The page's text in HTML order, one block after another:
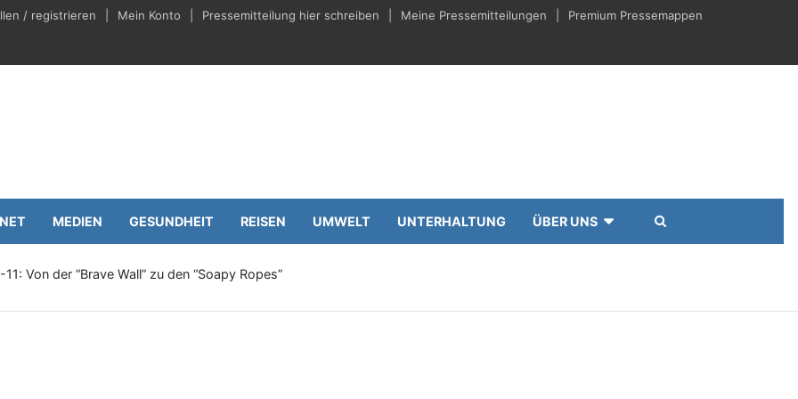
/ registrieren Mein Konto Pressemitteilung hier schreiben Meine Pressemitteilungen Premium Pressemappen
MEDIEN GESUNDHEIT REISEN UMWELT UNTERHALTUNG ÜBER UNS
Von der “Brave Wall” zu den “Soapy Ropes”